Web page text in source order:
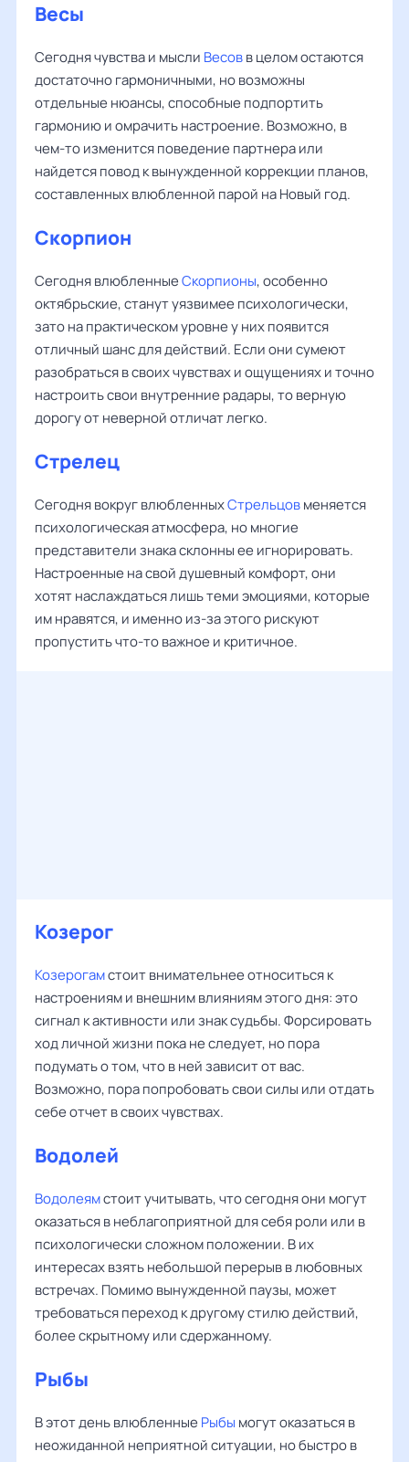
Весы
Сегодня чувства и мысли Весовв целом остаются
достаточно гармоничными, но возможны
отдельные нюансы, способные подпортить
гармонию и омрачить настроение. Возможно, в
чем-то изменится поведение партнера или
найдется повод к вынужденной коррекции планов,
составленных влюбленной парой на Новый год.
Скорпион
Сегодня влюбленныеСкорпионы, особенно
октябрьские, станут уязвимее психологически,
зато на практическом уровне у них появится
отличный шанс для действий. Если они сумеют
разобраться в своих чувствах и ощущениях и точно
настроить свои внутренние радары, то верную
дорогу от неверной отличат легко.
Стрелец
Сегодня вокруг влюбленныхСтрельцовменяется
психологическая атмосфера, но многие
представители знака склонны ее игнорировать.
Настроенные на свой душевный комфорт, они
хотят наслаждаться лишь теми эмоциями, которые
им нравятся, и именно из-за этого рискуют
пропустить что-то важное и критичное.
Козерог
Козерогамстоит внимательнее относиться к
настроениям и внешним влияниям этого дня: это
сигнал к активности или знак судьбы. Форсировать
ход личной жизни пока не следует, но пора
подумать о том, что в ней зависит от вас.
Возможно, пора попробовать свои силы или отдать
себе отчет в своих чувствах.
Водолей
Водолеямстоит учитывать, что сегодня они могут
оказаться в неблагоприятной для себя роли или в
психологически сложном положении. В их
интересах взять небольшой перерыв в любовных
встречах. Помимо вынужденной паузы, может
требоваться переход к другому стилю действий,
более скрытному или сдержанному.
Рыбы
В этот день влюбленные Рыбы могут оказаться в
неожиданной неприятной ситуации, но быстро в